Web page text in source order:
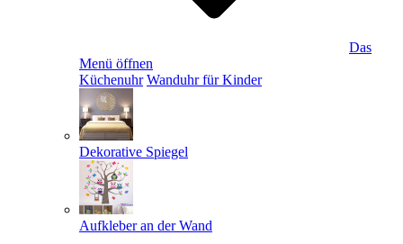
Das
Menü öffnen
Küchenuhr Wanduhr für Kinder
Dekorative Spiegel
Aufkleber an der Wand